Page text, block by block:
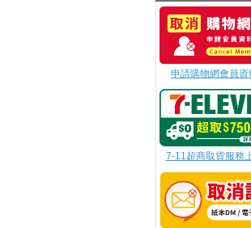
申請購物網會員資
7-11超商取貨服務